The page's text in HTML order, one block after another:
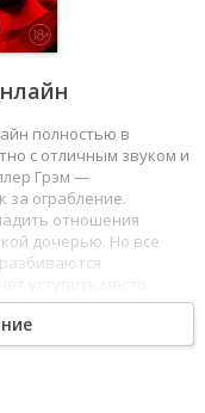
полностью в
с отличным звуком и
Грэм —
за ограбление.
отношения
дочерью. Но все
распрощаться
преступление.
только его свобода,